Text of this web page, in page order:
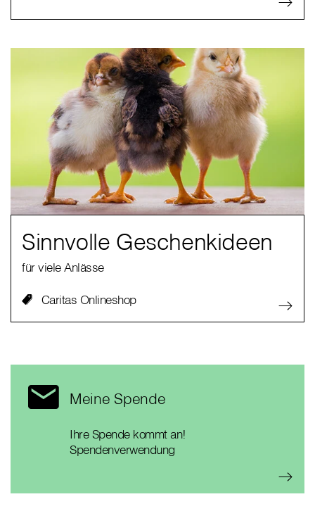
Sinnvolle Geschenkideen
für viele Anlässe
Caritas Onlineshop
Meine Spende
Ihre Spende kommt an!
Spendenverwendung